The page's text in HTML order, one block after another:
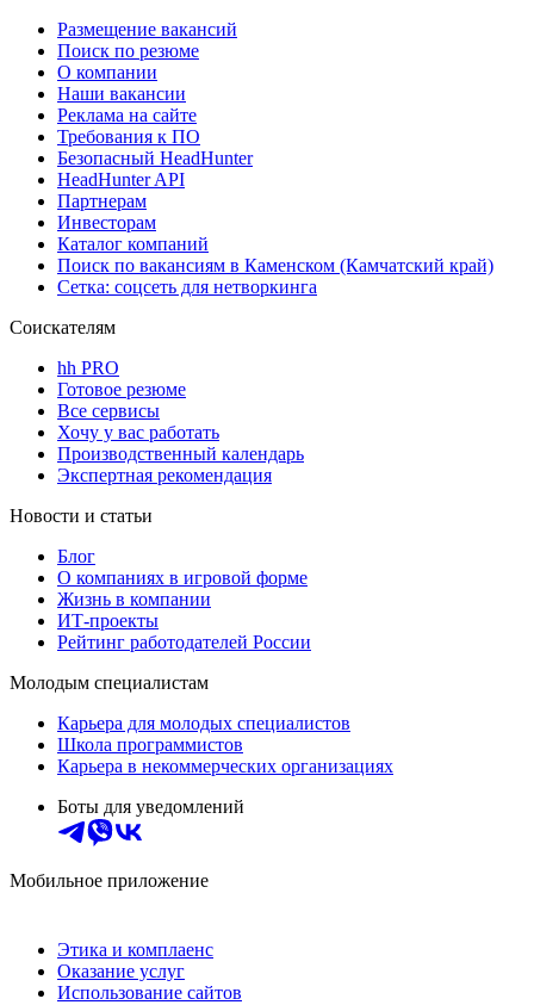
Размещение вакансий
Поиск по резюме
О компании
Наши вакансии
Реклама на сайте
Требования к ПО
Безопасный HeadHunter
HeadHunter API
Партнерам
Инвесторам
Каталог компаний
Поиск по вакансиям в Каменском (Камчатский край)
Сетка: соцсеть для нетворкинга
Соискателям
hh PRO
Готовое резюме
Все сервисы
Хочу у вас работать
Производственный календарь
Экспертная рекомендация
Новости и статьи
Блог
О компаниях в игровой форме
Жизнь в компании
ИТ-проекты
Рейтинг работодателей России
Молодым специалистам
Карьера для молодых специалистов
Школа программистов
Карьера в некоммерческих организациях
Боты для уведомлений
Мобильное приложение
Этика и комплаенс
Оказание услуг
Использование сайтов